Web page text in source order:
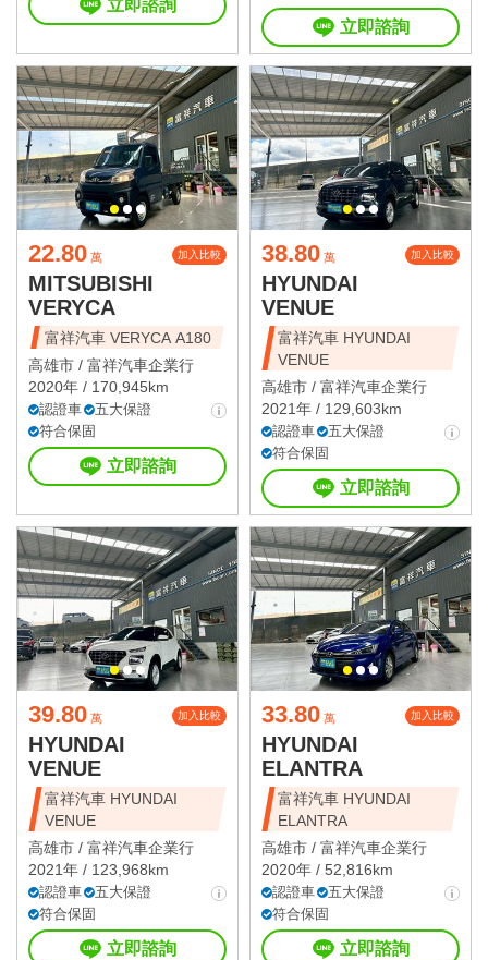
立即諮詢
立即諮詢
22.80 萬 加入比較
MITSUBISHI
VERYCA
富祥汽車 VERYCA A180
高雄市 / 富祥汽車企業行
2020年 / 170,945km
認證車
五大保證
符合保固
立即諮詢
38.80 萬 加入比較
HYUNDAI
VENUE
富祥汽車 HYUNDAI
VENUE
高雄市 / 富祥汽車企業行
2021年 / 129,603km
認證車
五大保證
符合保固
立即諮詢
39.80 萬 加入比較
HYUNDAI
VENUE
富祥汽車 HYUNDAI
VENUE
高雄市 / 富祥汽車企業行
2021年 / 123,968km
認證車
五大保證
符合保固
立即諮詢
33.80 萬 加入比較
HYUNDAI
ELANTRA
富祥汽車 HYUNDAI
ELANTRA
高雄市 / 富祥汽車企業行
2020年 / 52,816km
認證車
五大保證
符合保固
立即諮詢